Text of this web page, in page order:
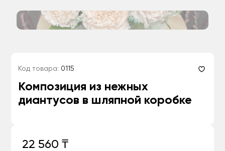
Код товара: 0115
Композиция из нежных
диантусов в шляпной коробке
22 560 ₸